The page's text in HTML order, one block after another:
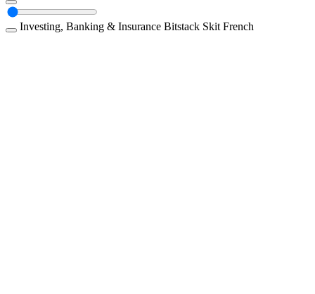
Investing, Banking & Insurance Bitstack Skit French